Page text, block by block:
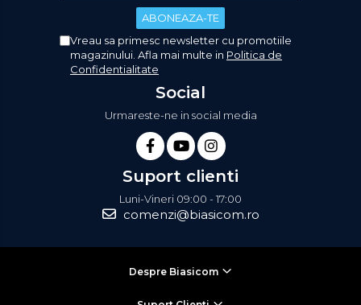
Vreau sa primesc newsletter cu promotiile
magazinului. Afla mai multe in Politica de
Confidentialitate
Social
Urmareste-ne in social media
Suport clienti
Luni-Vineri 09:00 - 17:00
comenzi@biasicom.ro
Despre Biasicom